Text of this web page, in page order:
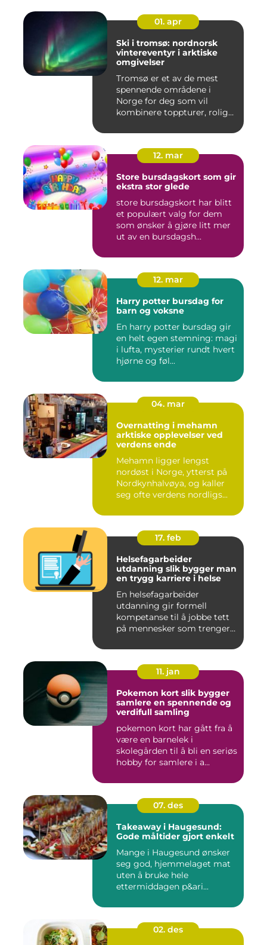
01. apr
Ski i tromsø: nordnorsk
vintereventyr i arktiske
omgivelser
Tromsø er et av de mest
spennende områdene i
Norge for deg som vil
kombinere toppturer, rolig
12. mar
Store bursdagskort som gir
ekstra stor glede
store bursdagskort har blitt
et populært valg for dem
som ønsker å gjøre litt mer
ut av en bursdagsh...
12. mar
Harry potter bursdag for
barn og voksne
En harry potter bursdag gir
en helt egen stemning: magi
i lufta, mysterier rundt hvert
hjørne og føl...
04. mar
Overnatting i mehamn
arktiske opplevelser ved
verdens ende
Mehamn ligger lengst
nordøst i Norge, ytterst på
Nordkynhalvøya, og kaller
seg ofte verdens nordligs...
17. feb
Helsefagarbeider
utdanning slik bygger man
en trygg karriere i helse
En helsefagarbeider
utdanning gir formell
kompetanse til å jobbe tett
på mennesker som trenger
11. jan
Pokemon kort slik bygger
samlere en spennende og
verdifull samling
pokemon kort har gått fra å
være en barnelek i
skolegården til å bli en seriøs
hobby for samlere i a...
07. des
Takeaway i Haugesund:
Gode måltider gjort enkelt
Mange i Haugesund ønsker
seg god, hjemmelaget mat
uten å bruke hele
ettermiddagen p&ari...
02. des